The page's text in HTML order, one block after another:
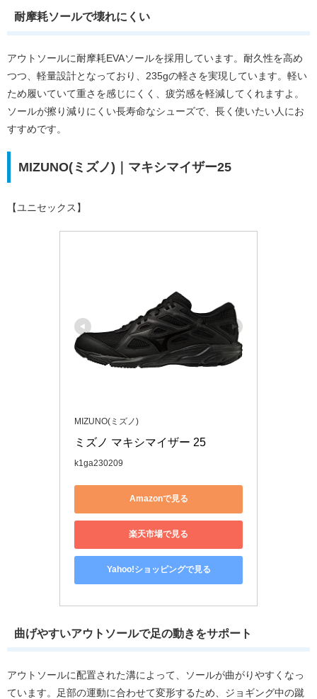
耐摩耗ソールで壊れにくい
アウトソールに耐摩耗EVAソールを採用しています。耐久性を高め
つつ、軽量設計となっており、235gの軽さを実現しています。軽い
ため履いていて重さを感じにくく、疲労感を軽減してくれますよ。
ソールが擦り減りにくい長寿命なシューズで、長く使いたい人にお
すすめです。
MIZUNO(ミズノ)｜マキシマイザー25
【ユニセックス】
MIZUNO(ミズノ)
ミズノ マキシマイザー 25
k1ga230209
Amazonで見る
楽天市場で見る
Yahoo!ショッピングで見る
曲げやすいアウトソールで足の動きをサポート
アウトソールに配置された溝によって、ソールが曲がりやすくなっ
ています。足部の運動に合わせて変形するため、ジョギング中の蹴